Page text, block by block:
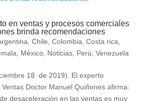
en ventas y procesos comerciales
brinda recomendaciones
Chile Colombia Costa rica
México, Noticias, Perú Venezuela
18 de 2019). El experto
Doctor Manuel Quiñones afirma:
desaceleración en las ventas es muy